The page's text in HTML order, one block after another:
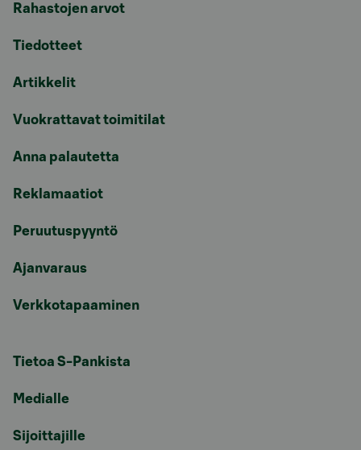
Rahastojen arvot
Tiedotteet
Artikkelit
Vuokrattavat toimitilat
Anna palautetta
Reklamaatiot
Peruutuspyyntö
Ajanvaraus
Verkkotapaaminen
Tietoa S-Pankista
Medialle
Sijoittajille